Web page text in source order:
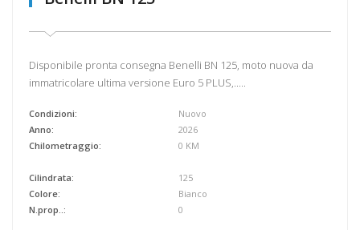
Disponibile pronta consegna Benelli BN 125, moto nuova da
immatricolare ultima versione Euro 5 PLUS,.....
Condizioni:
Anno:
Chilometraggio:
Nuovo
2026
0 KM
Cilindrata:
Colore:
N.prop..:
125
Bianco
0